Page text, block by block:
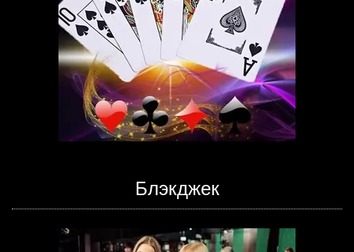
Блэкджек